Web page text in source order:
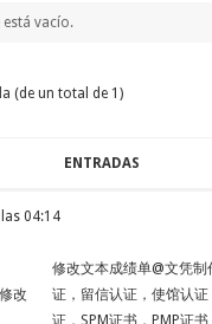
está vacío.
(de un total de 1)
ENTRADAS
04:14
修改
修改文本成绩单@文凭
证，留信认证，使馆认